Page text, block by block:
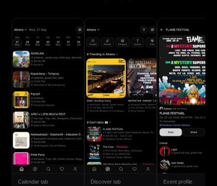
Calendar tab Discover tab Event profile